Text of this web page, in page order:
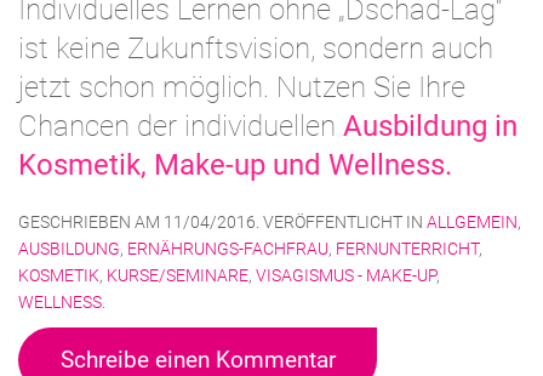
Individuelles Lernen ohne „Dschäd-Läg“
ist keine Zukunftsvision, sondern auch
jetzt schon möglich. Nutzen Sie Ihre
Chancen der individuellen Ausbildung in
Kosmetik, Make-up und Wellness.
GESCHRIEBEN AM 11/04/2016 . VERÖFFENTLICHT IN ALLGEMEIN,
AUSBILDUNG, ERNÄHRUNGS-FACHFRAU, FERNUNTERRICHT,
KOSMETIK, KURSE/SEMINARE, VISAGISMUS - MAKE-UP,
WELLNESS
Schreibe einen Kommentar